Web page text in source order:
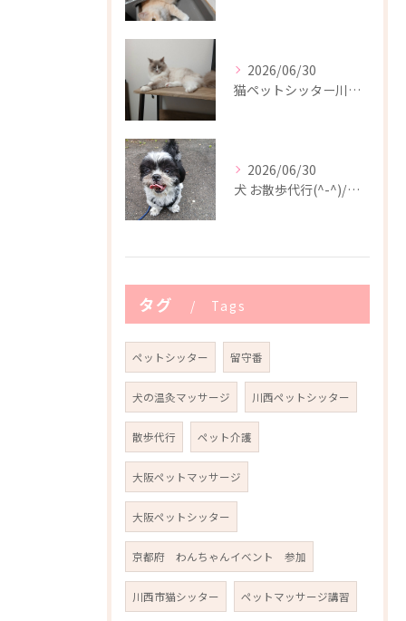
2026/06/30
猫ペットシッター川西市(^-^)/
2026/06/30
犬 お散歩代行(^-^)/川西市
タグ Tags
ペットシッター 留守番
犬の温灸マッサージ 川西ペットシッター
散歩代行 ペット介護
大阪ペットマッサージ
大阪ペットシッター
京都府 わんちゃんイベント 参加
川西市猫シッター ペットマッサージ講習